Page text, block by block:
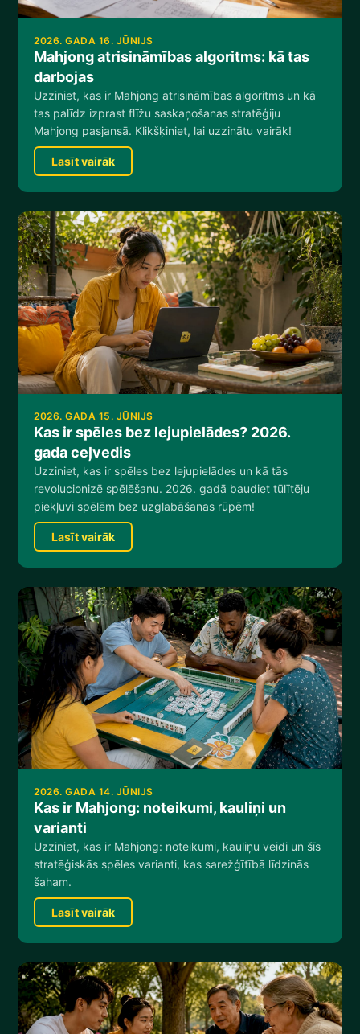
2026. GADA 16. JŪNIJS
Mahjong atrisināmības algoritms: kā tas
darbojas
Uzziniet, kas ir Mahjong atrisināmības algoritms un kā
tas palīdz izprast flīžu saskaņošanas stratēģiju
Mahjong pasjansā. Klikšķiniet, lai uzzinātu vairāk!
Lasīt vairāk
2026. GADA 15. JŪNIJS
Kas ir spēles bez lejupielādes? 2026.
gada ceļvedis
Uzziniet, kas ir spēles bez lejupielādes un kā tās
revolucionizē spēlēšanu. 2026. gadā baudiet tūlītēju
piekļuvi spēlēm bez uzglabāšanas rūpēm!
Lasīt vairāk
2026. GADA 14. JŪNIJS
Kas ir Mahjong: noteikumi, kauliņi un
varianti
Uzziniet, kas ir Mahjong: noteikumi, kauliņu veidi un šīs
stratēģiskās spēles varianti, kas sarežģītībā līdzinās
šaham.
Lasīt vairāk